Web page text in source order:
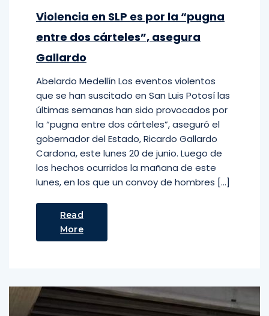
Violencia en SLP es por la “pugna
entre dos cárteles”, asegura
Gallardo
Abelardo Medellín Los eventos violentos
que se han suscitado en San Luis Potosí las
últimas semanas han sido provocados por
la “pugna entre dos cárteles”, aseguró el
gobernador del Estado, Ricardo Gallardo
Cardona, este lunes 20 de junio. Luego de
los hechos ocurridos la mañana de este
lunes, en los que un convoy de hombres […]
Read
More